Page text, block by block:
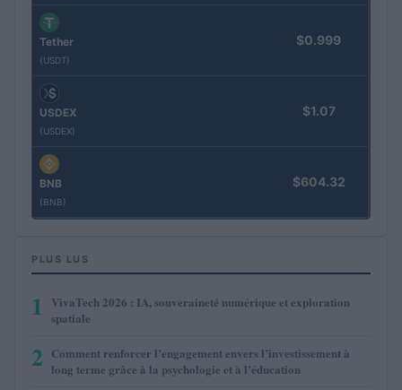
Tether
(USDT)
$0.999
USDEX
(USDEX)
$1.07
BNB
(BNB)
$604.32
PLUS LUS
1
VivaTech 2026 : IA, souveraineté numérique et exploration
spatiale
2 Comment renforcer l’engagement envers l’investissement à
long terme grâce à la psychologie et à l’éducation